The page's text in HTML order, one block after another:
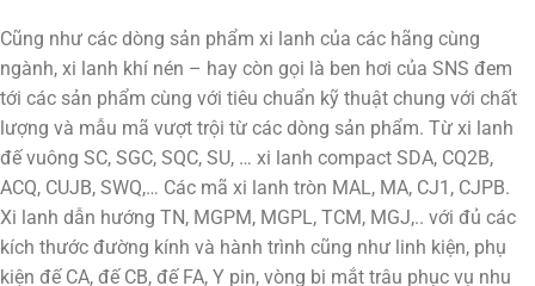
Cũng như các dòng sản phẩm xi lanh của các hãng cùng
ngành, xi lanh khí nén – hay còn gọi là ben hơi của SNS đem
tới các sản phẩm cùng với tiêu chuẩn kỹ thuật chung với chất
lượng và mẫu mã vượt trội từ các dòng sản phẩm. Từ xi lanh
đế vuông SC, SGC, SQC, SU, … xi lanh compact SDA, CQ2B,
ACQ, CUJB, SWQ,… Các mã xi lanh tròn MAL, MA, CJ1, CJPB.
Xi lanh dẫn hướng TN, MGPM, MGPL, TCM, MGJ,.. với đủ các
kích thước đường kính và hành trình cũng như linh kiện, phụ
kiện đế CA, đế CB, đế FA, Y pin, vòng bi mắt trâu phục vụ nhu